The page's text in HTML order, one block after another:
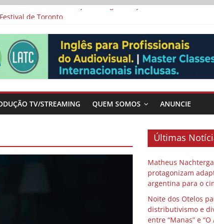
e filme-tributo de Wajda a Zbigniew Cybulski
de série argentina para o cinema
“Manas” e “O Agente Secreto”
criados a partir de histórias de vida
TV/STREAMING QUEM SOMOS ANUNCIE
Últimas
Matheus
protagonizam
argentina para o
Noite dos Otelos
distributivismo e
entre “Manas” e